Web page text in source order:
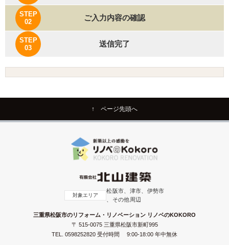
STEP
02
ご入力内容の確認
STEP
03
送信完了
↑ ページ先頭へ
対象エリア
松阪市、津市、伊勢市
、その他周辺
三重県松阪市のリフォーム・リノベーション リノベのKOKORO
〒 515-0075 三重県松阪市新町995
TEL. 0598252820 受付時間 9:00-18:00 年中無休